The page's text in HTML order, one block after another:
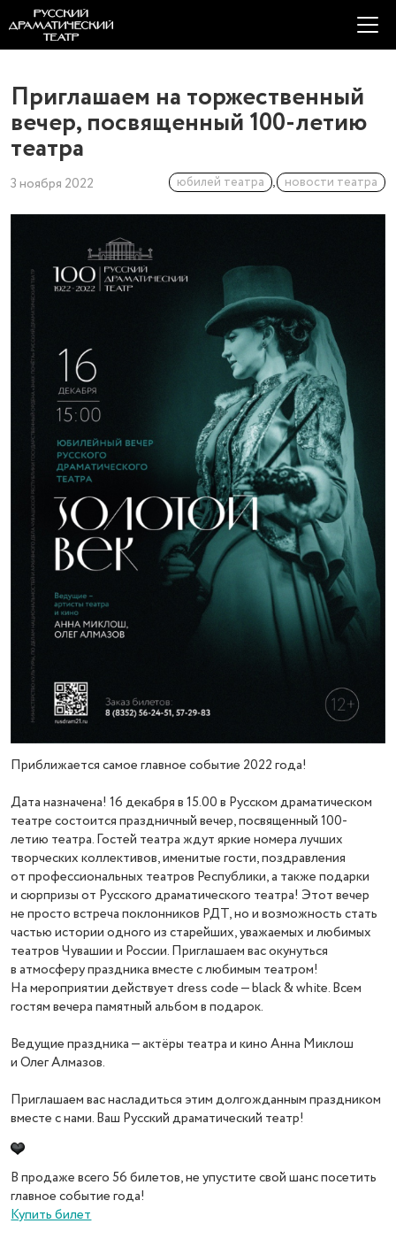
Приглашаем на торжественный
вечер, посвященный 100-летию
театра
3 ноября 2022 юбилей театра , новости театра
Приближается самое главное событие 2022 года!
Дата назначена! 16 декабря в 15.00 в Русском драматическом
театре состоится праздничный вечер, посвященный 100-
летию театра. Гостей театра ждут яркие номера лучших
творческих коллективов, именитые гости, поздравления
от профессиональных театров Республики, а также подарки
и сюрпризы от Русского драматического театра! Этот вечер
не просто встреча поклонников РДТ, но и возможность стать
частью истории одного из старейших, уважаемых и любимых
театров Чувашии и России. Приглашаем вас окунуться
в атмосферу праздника вместе с любимым театром!
На мероприятии действует dress code — black & white. Всем
гостям вечера памятный альбом в подарок.
Ведущие праздника — актёры театра и кино Анна Миклош
и Олег Алмазов.
Приглашаем вас насладиться этим долгожданным праздником
вместе с нами. Ваш Русский драматический театр!
В продаже всего 56 билетов, не упустите свой шанс посетить
главное событие года!
Купить билет